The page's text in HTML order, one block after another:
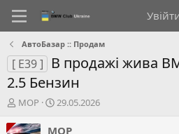
АвтоБазар :: Продам
[ E39 ]
В продажі жива
2.5 Бензин
А
т
MOP
Д
т
29.05.2026
MOP